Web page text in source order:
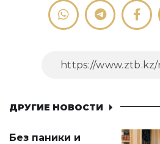
ДРУГИЕ НОВОСТИ
Без паники и